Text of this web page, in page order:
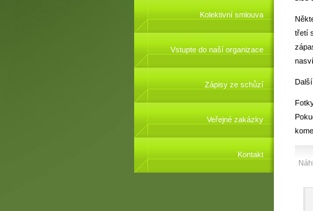
Kolektivní smlouva
Vstupte do naší organizace
Zápisy ze schůzí
Veřejné zakázky
Kontakt
třetí